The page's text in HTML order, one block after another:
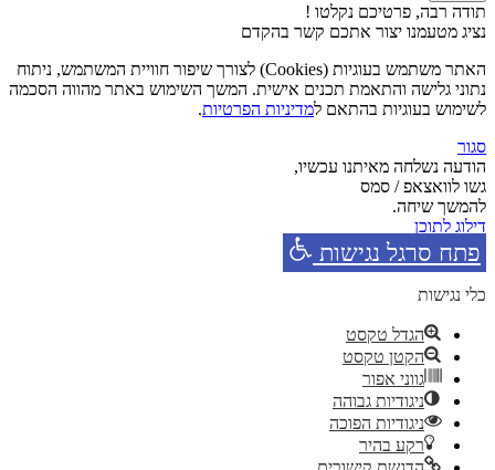
תודה רבה, פרטיכם נקלטו !
נציג מטעמנו יצור אתכם קשר בהקדם
האתר משתמש בעוגיות (Cookies) לצורך שיפור חוויית המשתמש, ניתוח
נתוני גלישה והתאמת תכנים אישית. המשך השימוש באתר מהווה הסכמה
לשימוש בעוגיות בהתאם למדיניות הפרטיות.
סגור
הודעה נשלחה מאיתנו עכשיו,
גשו לוואצאפ / סמס
להמשך שיחה.
דילוג לתוכן
פתח סרגל נגישות
כלי נגישות
הגדל טקסט
הקטן טקסט
גווני אפור
ניגודיות גבוהה
ניגודיות הפוכה
רקע בהיר